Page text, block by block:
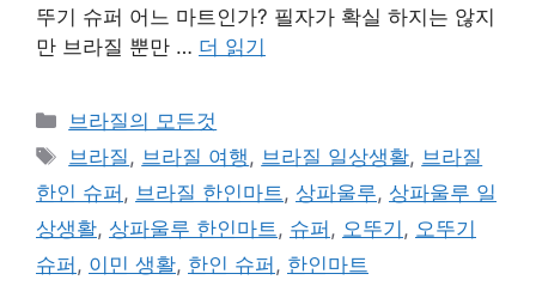
뚜기 슈퍼 어느 마트인가? 필자가 확실 하지는 않지
만 브라질 뿐만 … 더 읽기
카
테
리
브라질의 모든것
태
그
브라질 , 브라질 여행 , 브라질 일상생활, 브라질
한인 슈퍼 , 브라질 한인마트 , 상파울루, 상파울루 일
상생활, 상파울루 한인마트 , 슈퍼 , 오뚜기 , 오뚜기
슈퍼 , 이민 생활, 한인 슈퍼 , 한인마트